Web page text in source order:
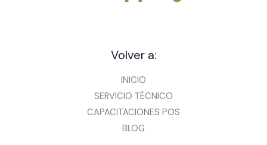
Volver a:
INICIO
SERVICIO TÉCNICO
CAPACITACIONES POS
BLOG